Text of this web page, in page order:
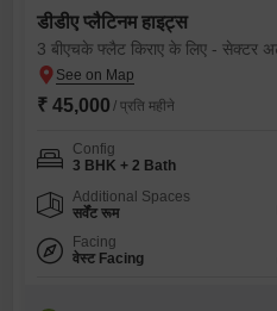
डीडीए प्लैटिनम हाइट्स
3 बीएचके फ्लैट किराए के लिए - सेक्टर
₹ 45,000 / प्रति महीने
Config
3 BHK + 2 Bath
Additional Spaces
सर्वेंट रूम
Facing
वेस्ट Facing